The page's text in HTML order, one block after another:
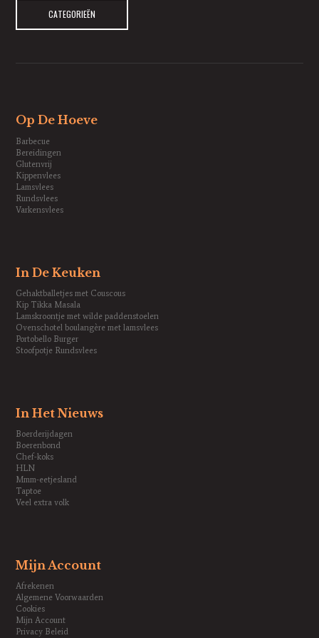
CATEGORIEËN
Op De Hoeve
Barbecue
Bereidingen
Glutenvrij
Kippenvlees
Lamsvlees
Rundsvlees
Varkensvlees
In De Keuken
Gehaktballetjes met Couscous
Kip Tikka Masala
Lamskroontje met wilde paddenstoelen
Ovenschotel boulangère met lamsvlees
Portobello Burger
Stoofpotje Rundsvlees
In Het Nieuws
Boerderijdagen
Boerenbond
Chef-koks
HLN
Mmm-eetjesland
Taptoe
Veel extra volk
Mijn Account
Afrekenen
Algemene Voorwaarden
Cookies
Mijn Account
Privacy Beleid